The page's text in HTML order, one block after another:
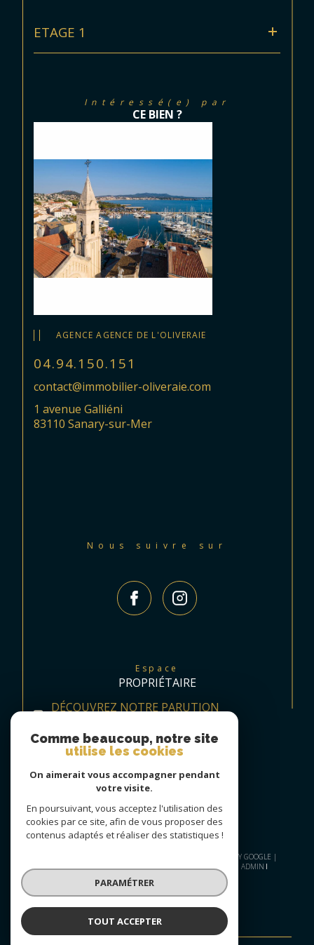
ETAGE 1
Intéressé(e) par
CE BIEN ?
AGENCE AGENCE DE L'OLIVERAIE
04.94.150.151
contact@immobilier-oliveraie.com
1 avenue Galliéni
83110 Sanary-sur-Mer
Nous suivre sur
Espace
PROPRIÉTAIRE
DÉCOUVREZ NOTRE PARUTION
© 2026 | TOUS DROITS RÉSERVÉS | TRADUCTION POWERED BY GOOGLE |
PLAN DU SITE
NOS HONORAIRES MENTIONS LÉGALES
ADMIN
POLITIQUE RGPD COOKIES
Comme beaucoup, notre site
utilise les cookies
On aimerait vous accompagner pendant
votre visite.
En poursuivant, vous acceptez l'utilisation des
cookies par ce site, afin de vous proposer des
contenus adaptés et réaliser des statistiques !
PARAMÉTRER
TOUT ACCEPTER